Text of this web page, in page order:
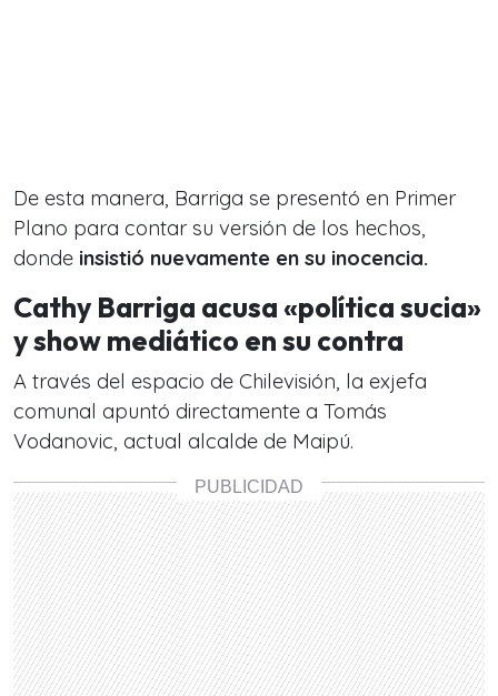
De esta manera, Barriga se presentó en Primer
Plano para contar su versión de los hechos,
donde insistió nuevamente en su inocencia.
Cathy Barriga acusa «política sucia»
yshowmediático en su contra
A través del espacio de Chilevisión, la exjefa
comunal apuntó directamente a Tomás
Vodanovic, actual alcalde de Maipú.